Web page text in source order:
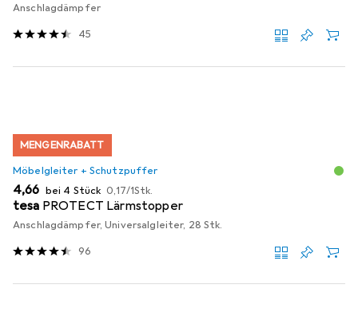
Anschlagdämpfer
45
MENGENRABATT
Möbelgleiter + Schutzpuffer
EUR
4,66 bei 4 Stück EUR
0,17/1Stk.
tesa PROTECT Lärmstopper
Anschlagdämpfer, Universalgleiter, 28 Stk.
96